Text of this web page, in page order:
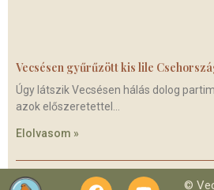
Vecsésen gyűrűzött kis lile
Úgy látszik Vecsésen hálás dolog
azok előszeretettel
Elolvasom »
©